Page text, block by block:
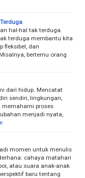
hal-hal tak terduga.
terduga membantu kita
fleksibel, dan
bertemu orang
dari hidup. Mencatat
sendiri, lingkungan,
proses
menjadi nyata,
momen untuk menulis
cahaya matahari
atau suara anak-anak
baru tentang